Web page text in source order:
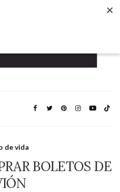
de vida
BOLETOS DE